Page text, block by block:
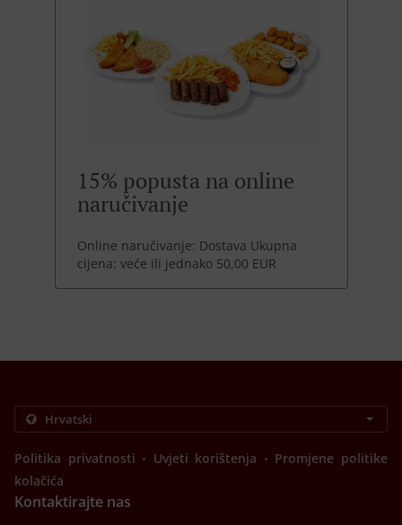
15% popusta na online
naručivanje
Online naručivanje: Dostava Ukupna
cijena: veće ili jednako 50,00 EUR
Politika privatnosti . Uvjeti korištenja . Promjene politike
kolačića
Kontaktirajte nas